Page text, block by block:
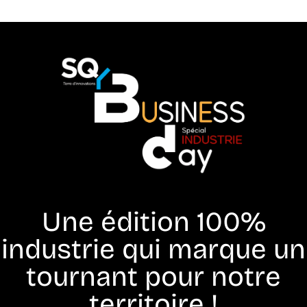
Une édition 100%
industrie qui marque un
tournant pour notre